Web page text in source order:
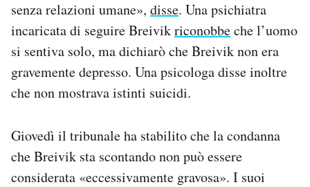
senza relazioni umane», disse. Una psichiatra
incaricata di seguire Breivikriconobbeche l’uomo
si sentiva solo, ma dichiarò che Breivik non era
gravemente depresso. Una psicologa disse inoltre
che non mostrava istinti suicidi.
Giovedì il tribunale ha stabilito che la condanna
che Breivik sta scontando non può essere
considerata «eccessivamente gravosa». I suoi